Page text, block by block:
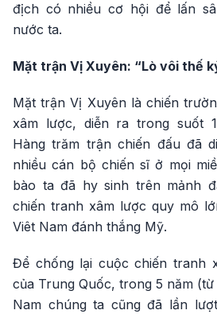
địch có nhiều cơ hội để lấn
nước ta.
Mặt trận Vị Xuyên: “Lò vôi thế
Mặt trận Vị Xuyên là chiến
xâm lược, diễn ra trong suốt
Hàng trăm trận chiến đấu đã
nhiều cán bộ chiến sĩ ở mọi
bào ta đã hy sinh trên mảnh
chiến tranh xâm lược quy mô
Viêt Nam đánh thắng Mỹ.
Để chống lại cuộc chiến tranh
của Trung Quốc, trong 5 năm
Nam chúng ta cũng đã lần